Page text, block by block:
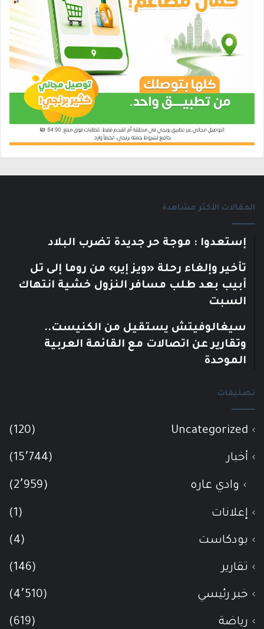
المقالات الأكثر مشاهدة
إستعدوا : موجة حر جديدة تضرب البلاد
تأخير وإلغاء رحلة «ويز إير» من روما إلى تل
أبيب بعد طلب مسافر النزول خشية انتهاك
السبت
سيغالوفيتش يستقيل من الكنيست..
وتقارير عن اتصالات مع القائمة العربية
الموحدة
تصنيفات
Uncategorized
(120)
أخبار (15٬744)
وادي عاره (2٬959)
إعلانات (1)
بودكاست (4)
تقارير (146)
خبر رئيسي (4٬510)
رياضة (619)